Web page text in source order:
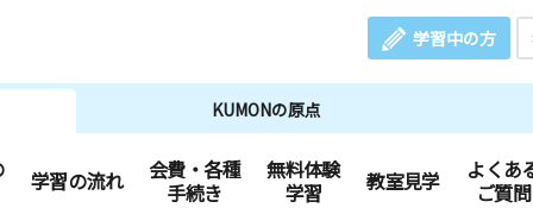
学習中の方
KUMONの原点
学習の流れ
会費・各種
手続き
無料体験
学習
教室見学
よくあ
ご質問